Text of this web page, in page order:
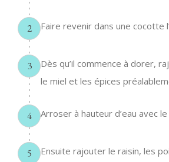
2 Faire revenir dans une cocotte
3
Dès qu’il commence à dorer,
le miel et les épices
4 Arroser à hauteur d’eau avec
5
Ensuite rajouter le raisin, les